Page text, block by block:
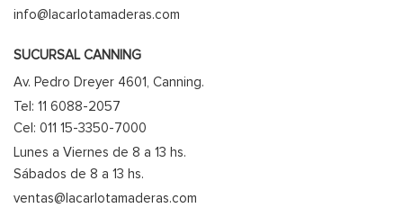
info@lacarlotamaderas.com
SUCURSAL CANNING
Av. Pedro Dreyer 4601, Canning.
Tel: 11 6088-2057
Cel: 011 15-3350-7000
Lunes a Viernes de 8 a 13 hs.
Sábados de 8 a 13 hs.
ventas@lacarlotamaderas.com